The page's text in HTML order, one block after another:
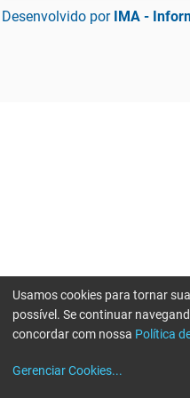
Desenvolvido por IMA -
Usamos cookies para tornar
possível. Se continuar
concordar com nossa Política
Gerenciar Cookies...
Erro ao enviar informações,